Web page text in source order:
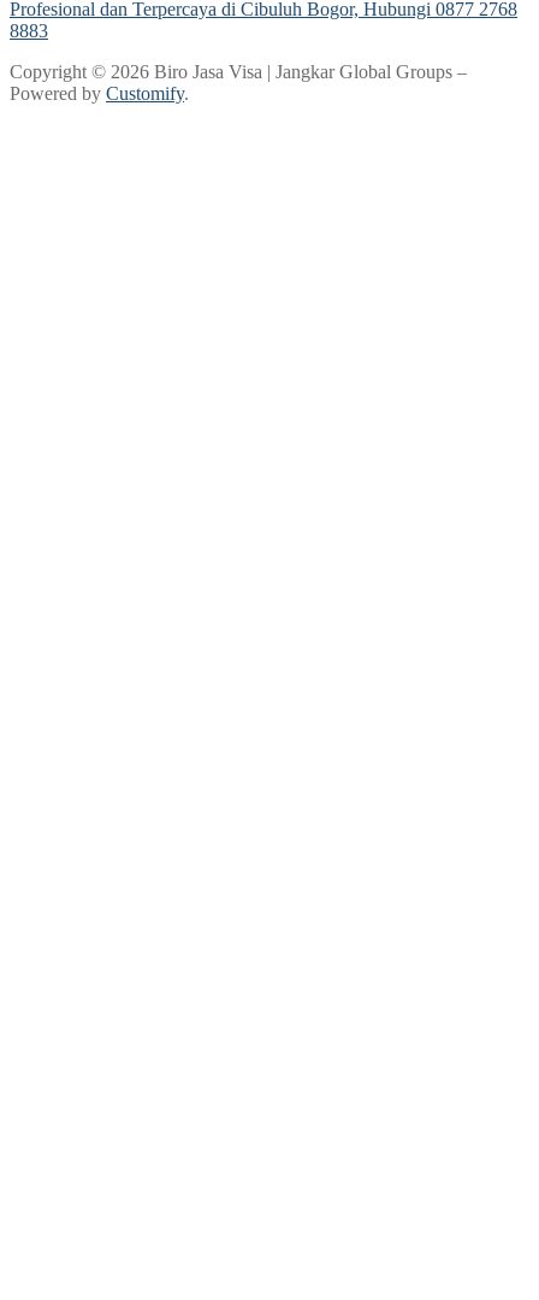
Profesional dan Terpercaya di Cibuluh Bogor, Hubungi 0877 2768
8883
Copyright © 2026 Biro Jasa Visa | Jangkar Global Groups –
Powered by Customify.